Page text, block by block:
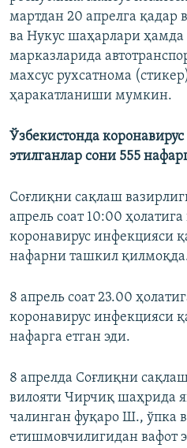
мартдан 20 апрелга қадар
ва Нукус шаҳарлари ҳамда
марказларида
махсус рухсатнома
ҳаракатланиши мумкин.
Ўзбекистонда
этилганлар сони 555
Соғлиқни сақлаш
апрель соат 10:00
коронавирус инфекцияси
нафарни ташкил
8 апрель соат 23.00
коронавирус инфекцияси
нафарга етган эди.
8 апрелда Соғлиқни
вилояти Чирчиқ шаҳрида
чалинган фуқаро Ш., ўпка
етишмовчилигидан вафот